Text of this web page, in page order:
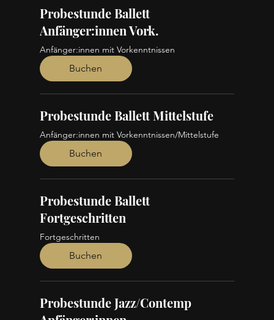
Probestunde Ballett
Anfänger:innen Vork.
Anfänger:innen mit Vorkenntnissen
Buchen
Probestunde Ballett Mittelstufe
Anfänger:innen mit Vorkenntnissen/Mittelstufe
Buchen
Probestunde Ballett
Fortgeschritten
Fortgeschritten
Buchen
Probestunde Jazz/Contemp